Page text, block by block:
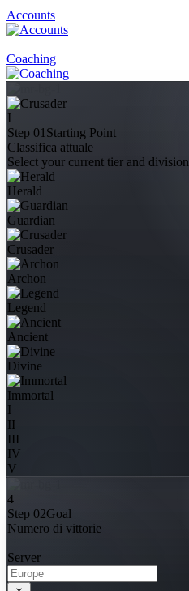
Accounts
Coaching
I
Step 01 Starting Point
Classifica attuale
Select your current tier and division
Herald
Guardian
Crusader
Archon
Legend
Ancient
Divine
Immortal
I
II
III
IV
V
4
Step 02Goal
Numero di vittorie
Server